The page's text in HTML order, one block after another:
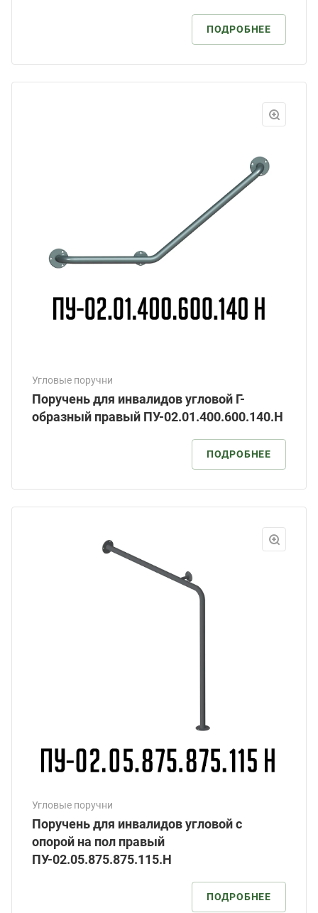
ПОДРОБНЕЕ
Угловые поручни
Поручень для инвалидов угловой Г-
образный правый ПУ-02.01.400.600.140.Н
ПОДРОБНЕЕ
Угловые поручни
Поручень для инвалидов угловой с
опорой на пол правый
ПУ-02.05.875.875.115.Н
ПОДРОБНЕЕ